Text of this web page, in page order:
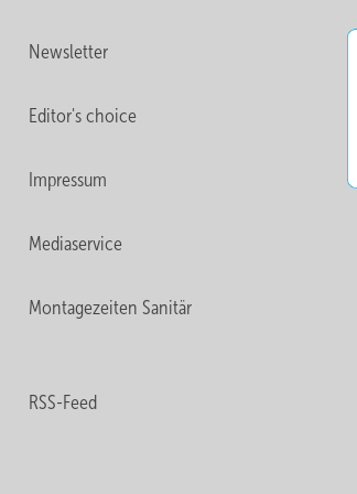
Newsletter
Editor's choice
Impressum
Mediaservice
Montagezeiten Sanitär
RSS-Feed